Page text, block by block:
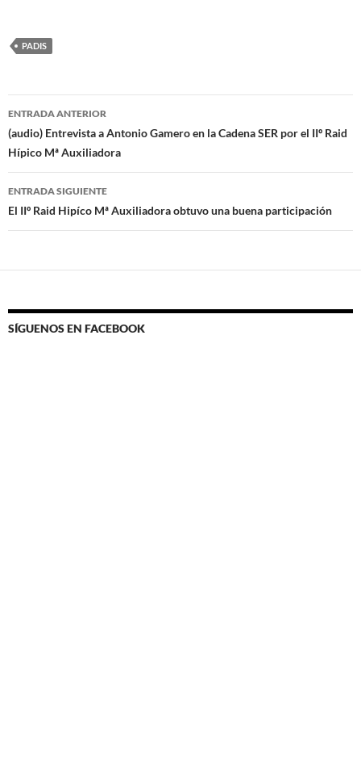
PADIS
Navegación
de
entradas
ENTRADA ANTERIOR
(audio) Entrevista a Antonio Gamero en la Cadena SER por el IIº Raid
Hípico Mª Auxiliadora
ENTRADA SIGUIENTE
El IIº Raid Hipíco Mª Auxiliadora obtuvo una buena participación
SÍGUENOS EN FACEBOOK